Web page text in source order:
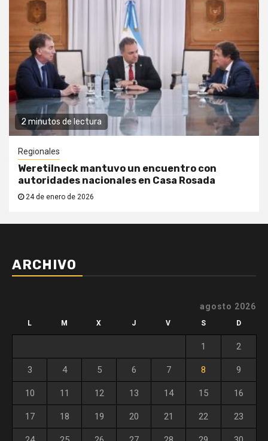
2 minutos de lectura
Regionales
Weretilneck mantuvo un encuentro con
autoridades nacionales en Casa Rosada
24 de enero de 2026
ARCHIVO
agosto 2026
L M X J V S D
1 2
3 4 5 6 7 8 9
10 11 12 13 14 15 16
17 18 19 20 21 22 23